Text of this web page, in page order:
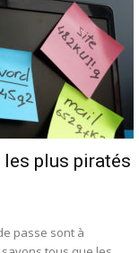
plus piratés
passe sont à